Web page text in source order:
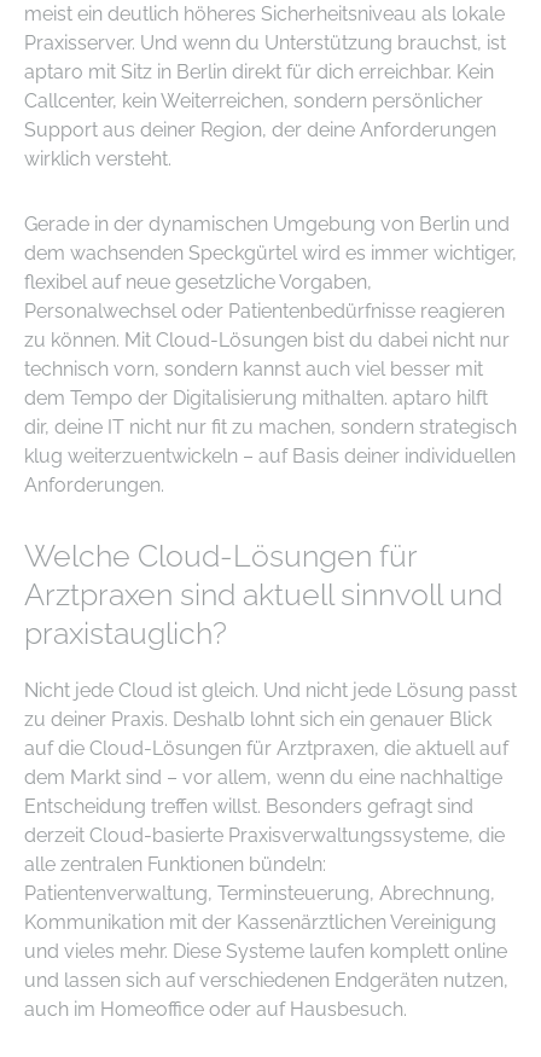
meist ein deutlich höheres Sicherheitsniveau als lokale
Praxisserver. Und wenn du Unterstützung brauchst, ist
aptaro mit Sitz in Berlin direkt für dich erreichbar. Kein
Callcenter, kein Weiterreichen, sondern persönlicher
Support aus deiner Region, der deine Anforderungen
wirklich versteht.
Gerade in der dynamischen Umgebung von Berlin und
dem wachsenden Speckgürtel wird es immer wichtiger,
flexibel auf neue gesetzliche Vorgaben,
Personalwechsel oder Patientenbedürfnisse reagieren
zu können. Mit Cloud-Lösungen bist du dabei nicht nur
technisch vorn, sondern kannst auch viel besser mit
dem Tempo der Digitalisierung mithalten. aptaro hilft
dir, deine IT nicht nur fit zu machen, sondern strategisch
klug weiterzuentwickeln – auf Basis deiner individuellen
Anforderungen.
Welche Cloud-Lösungen für
Arztpraxen sind aktuell sinnvoll und
praxistauglich?
Nicht jede Cloud ist gleich. Und nicht jede Lösung passt
zu deiner Praxis. Deshalb lohnt sich ein genauer Blick
auf die Cloud-Lösungen für Arztpraxen, die aktuell auf
dem Markt sind – vor allem, wenn du eine nachhaltige
Entscheidung treffen willst. Besonders gefragt sind
derzeit Cloud-basierte Praxisverwaltungssysteme, die
alle zentralen Funktionen bündeln:
Patientenverwaltung, Terminsteuerung, Abrechnung,
Kommunikation mit der Kassenärztlichen Vereinigung
und vieles mehr. Diese Systeme laufen komplett online
und lassen sich auf verschiedenen Endgeräten nutzen,
auch im Homeoffice oder auf Hausbesuch.